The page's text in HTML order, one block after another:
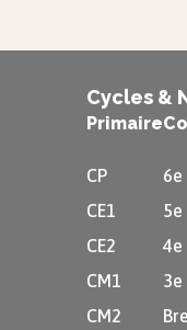
Dans ces
sont
(végétales
Cycles &
Primaire
CP
CE1
CE2
CM1
CM2
6e
5e
4e
3e